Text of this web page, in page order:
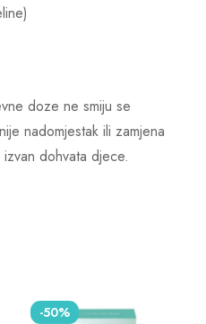
doze ne smiju se
nadomjestak ili zamjena
dohvata djece.
-50%